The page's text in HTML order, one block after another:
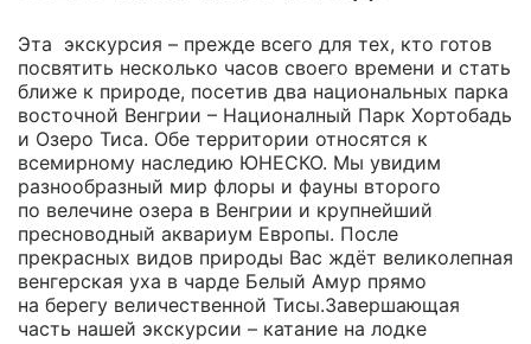
Эта экскурсия – прежде всего для тех, кто готов
посвятить несколько часов своего времени и стать
ближе к природе, посетив два национальных парка
восточной Венгрии – Националный Парк Хортобадь
и Озеро Тиса. Обe территории относятся к
всемирному наследию ЮНЕСКО. Мы увидим
разнообразный мир флоры и фауны второго
по велечине озера в Венгрии и крупнейший
пресноводный аквариум Европы. После
прекрасных видов природы Вас ждёт великолепная
венгерская уха в чарде Белый Амур прямо
на берегу величественной Тисы.Завершающая
часть нашей экскурсии – катание на лодке